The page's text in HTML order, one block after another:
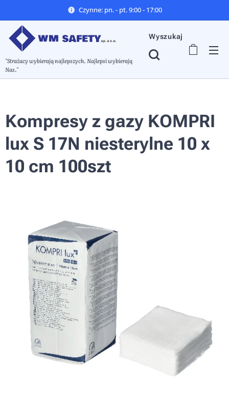
Czynne: pn. - pt. 9:00 - 17:00
"Strażacy wybierają najlepszych. Najlepsi wybierają
Nas."
Wyszukaj
Kompresy z gazy KOMPRI
lux S 17N niesterylne 10 x
10 cm 100szt